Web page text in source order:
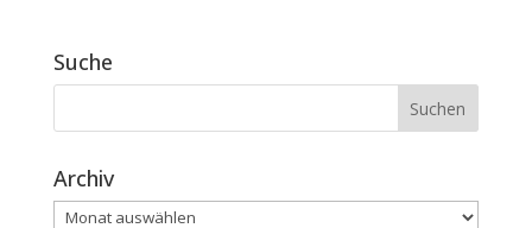
Suche
Archiv
Archiv